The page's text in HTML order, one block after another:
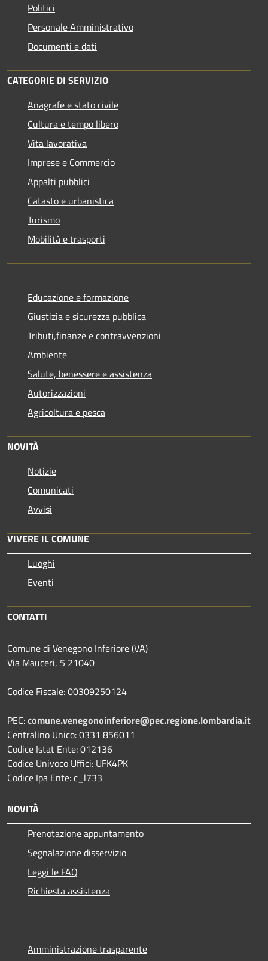
Politici
Personale Amministrativo
Documenti e dati
CATEGORIE DI SERVIZIO
Anagrafe e stato civile
Cultura e tempo libero
Vita lavorativa
Imprese e Commercio
Appalti pubblici
Catasto e urbanistica
Turismo
Mobilità e trasporti
Educazione e formazione
Giustizia e sicurezza pubblica
Tributi,finanze e contravvenzioni
Ambiente
Salute, benessere e assistenza
Autorizzazioni
Agricoltura e pesca
NOVITÀ
Notizie
Comunicati
Avvisi
VIVERE IL COMUNE
Luoghi
Eventi
CONTATTI
Comune di Venegono Inferiore (VA)
Via Mauceri, 5 21040
Codice Fiscale: 00309250124
PEC:comune.venegonoinferiore@pec.regione.lombardia.it
Centralino Unico: 0331 856011
Codice Istat Ente: 012136
Codice Univoco Uffici: UFK4PK
Codice Ipa Ente: c_l733
NOVITÀ
Prenotazione appuntamento
Segnalazione disservizio
Leggi le FAQ
Richiesta assistenza
Amministrazione trasparente